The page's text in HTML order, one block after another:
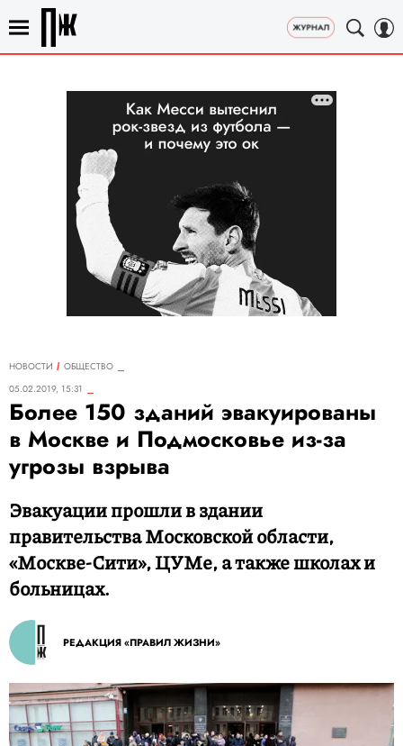
НОВОСТИ
ОБЩЕСТВО
05.02.2019, 15:31
Более 150 зданий эвакуированы
в Москве и Подмосковье из-за
угрозы взрыва
Эвакуации прошли в здании
правительства Московской области,
«Москве-Сити», ЦУМе, а также школах и
больницах.
РЕДАКЦИЯ «ПРАВИЛ ЖИЗНИ»